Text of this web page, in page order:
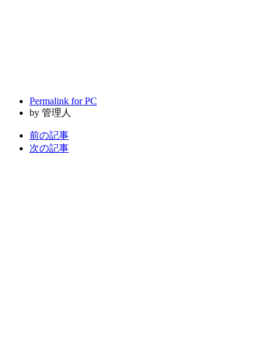
Permalink for PC
by 管理人
前の記事
次の記事